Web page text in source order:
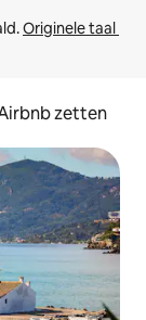
Originele taal
zetten